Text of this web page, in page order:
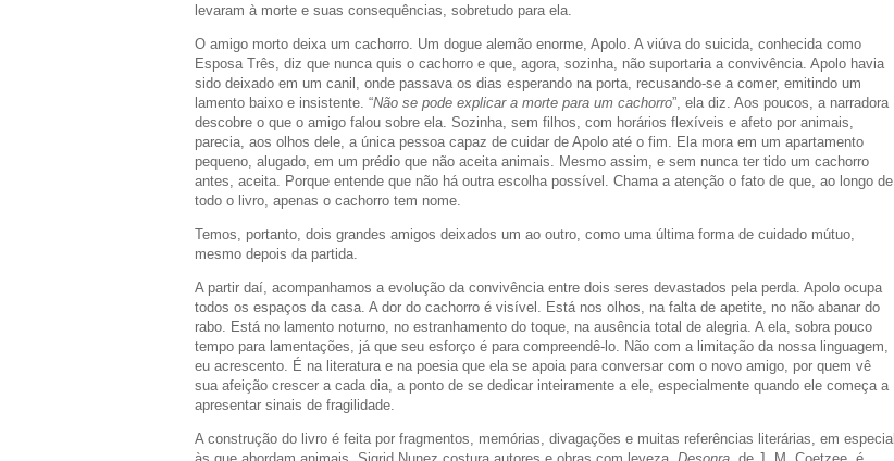
levaram à morte e suas consequências, sobretudo para ela.
O amigo morto deixa um cachorro. Um dogue alemão enorme, Apolo. A viúva do suicida, conhecida como
Esposa Três, diz que nunca quis o cachorro e que, agora, sozinha, não suportaria a convivência. Apolo havia
sido deixado em um canil, onde passava os dias esperando na porta, recusando-se a comer, emitindo um
lamento baixo e insistente. “Não se pode explicar a morte para um cachorro”, ela diz. Aos poucos, a narradora
descobre o que o amigo falou sobre ela. Sozinha, sem filhos, com horários flexíveis e afeto por animais,
parecia, aos olhos dele, a única pessoa capaz de cuidar de Apolo até o fim. Ela mora em um apartamento
pequeno, alugado, em um prédio que não aceita animais. Mesmo assim, e sem nunca ter tido um cachorro
antes, aceita. Porque entende que não há outra escolha possível. Chama a atenção o fato de que, ao longo de
todo o livro, apenas o cachorro tem nome.
Temos, portanto, dois grandes amigos deixados um ao outro, como uma última forma de cuidado mútuo,
mesmo depois da partida.
A partir daí, acompanhamos a evolução da convivência entre dois seres devastados pela perda. Apolo ocupa
todos os espaços da casa. A dor do cachorro é visível. Está nos olhos, na falta de apetite, no não abanar do
rabo. Está no lamento noturno, no estranhamento do toque, na ausência total de alegria. A ela, sobra pouco
tempo para lamentações, já que seu esforço é para compreendê-lo. Não com a limitação da nossa linguagem,
eu acrescento. É na literatura e na poesia que ela se apoia para conversar com o novo amigo, por quem vê
sua afeição crescer a cada dia, a ponto de se dedicar inteiramente a ele, especialmente quando ele começa a
apresentar sinais de fragilidade.
A construção do livro é feita por fragmentos, memórias, divagações e muitas referências literárias, em especial